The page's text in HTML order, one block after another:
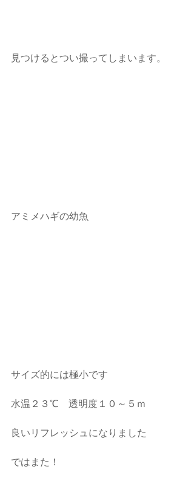
見つけるとつい撮ってしまいます。
アミメハギの幼魚
サイズ的には極小です
水温２３℃　透明度１０～５ｍ
良いリフレッシュになりました
ではまた！